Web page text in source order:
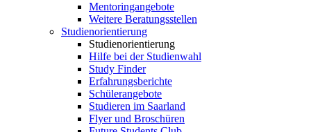
Mentoringangebote
Weitere Beratungsstellen
Studienorientierung
Studienorientierung
Hilfe bei der Studienwahl
Study Finder
Erfahrungsberichte
Schülerangebote
Studieren im Saarland
Flyer und Broschüren